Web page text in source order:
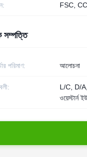
FSC,
সম্পত্তি
পরিমাণ: আলোচনা
L/C, D/
ওয়েস্টার্ন